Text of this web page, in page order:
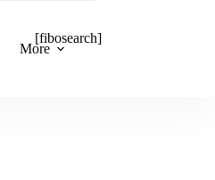
More
[fibosearch]